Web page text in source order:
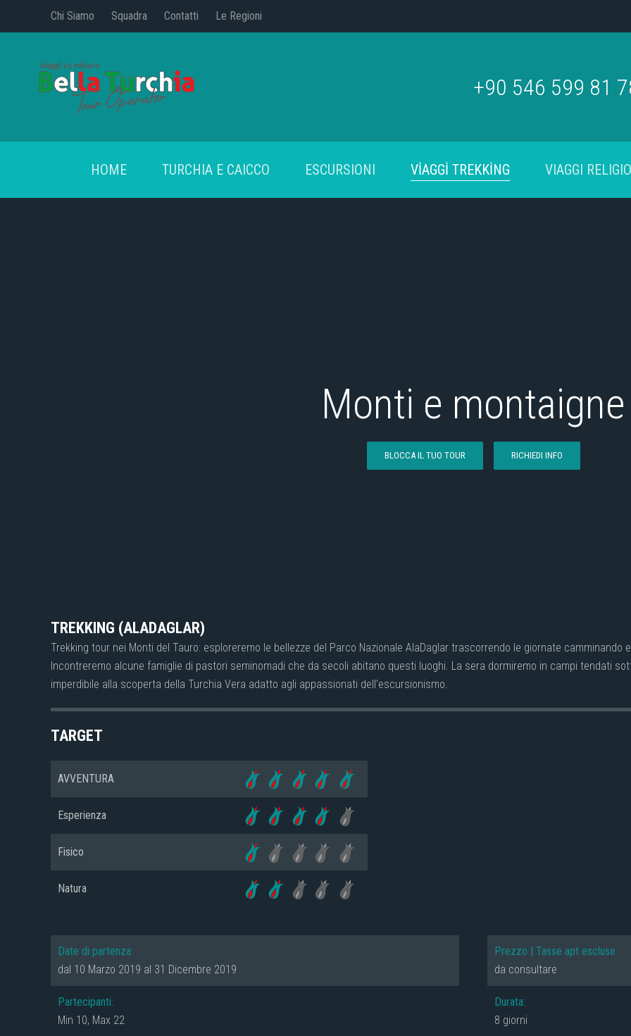
Chi Siamo Squadra Contatti Le Regioni
+90 546 599 81
HOME TURCHIA E CAICCO ESCURSIONI VİAGGİ TREKKİNG VIAGGI
Monti e montaigne
BLOCCA IL TUO TOUR RICHIEDI INFO
TREKKING (ALADAGLAR)
Trekking tour nei Monti del Tauro: esploreremo le bellezze del Parco Nazionale AlaDaglar trascorrendo le giornate
Incontreremo alcune famiglie di pastori seminomadi che da secoli abitano questi luoghi. La sera dormiremo in campi tendati
imperdibile alla scoperta della Turchia Vera adatto agli appassionati dell’escursionismo.
TARGET
AVVENTURA
Esperienza
Fisico
Natura
Date di partenza:
dal 10 Marzo 2019 al 31 Dicembre 2019
Partecipanti:
Min 10, Max 22
Prezzo | Tasse apt escluse:
da consultare
Durata:
8 giorni